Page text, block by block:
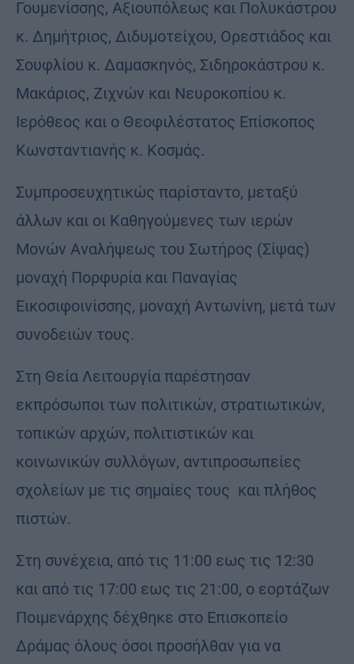
Γουμενίσσης, Αξιουπόλεως και Πολυκάστρου
κ. Δημήτριος, Διδυμοτείχου, Ορεστιάδος και
Σουφλίου κ. Δαμασκηνός, Σιδηροκάστρου κ.
Μακάριος, Ζιχνών και Νευροκοπίου κ.
Ιερόθεος και ο Θεοφιλέστατος Επίσκοπος
Κωνσταντιανής κ. Κοσμάς.
Συμπροσευχητικώς παρίσταντο, μεταξύ
άλλων και οι Καθηγούμενες των ιερών
Μονών Αναλήψεως του Σωτήρος (Σίψας)
μοναχή Πορφυρία και Παναγίας
Εικοσιφοινίσσης, μοναχή Αντωνίνη, μετά των
συνοδειών τους.
Στη Θεία Λειτουργία παρέστησαν
εκπρόσωποι των πολιτικών, στρατιωτικών,
τοπικών αρχών, πολιτιστικών και
κοινωνικών συλλόγων, αντιπροσωπείες
σχολείων με τις σημαίες τους και πλήθος
πιστών.
Στη συνέχεια, από τις 11:00 εως τις 12:30
και από τις 17:00 εως τις 21:00, ο εορτάζων
Ποιμενάρχης δέχθηκε στο Επισκοπείο
Δράμας όλους όσοι προσήλθαν για να